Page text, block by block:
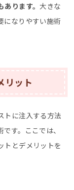
ります。 大きな
になりやすい施術
リット
トに注入する方法
す。ここでは、
トとデメリットを